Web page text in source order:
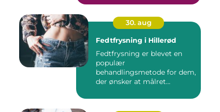
30. aug
Fedtfrysning i Hillerød
Fedtfrysning er blevet en
populær
behandlingsmetode for dem,
der ønsker at målret...